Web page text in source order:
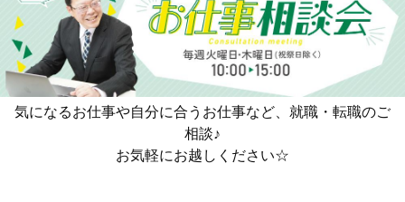
気になるお仕事や自分に合うお仕事など、就職・転職のご
相談♪
お気軽にお越しください☆